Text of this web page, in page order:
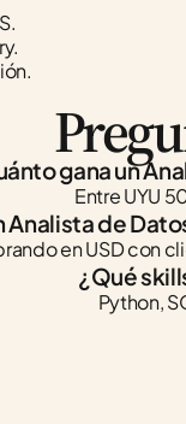
gana un
Entre UYU
Analista de
en USD con
¿Qué
Python,